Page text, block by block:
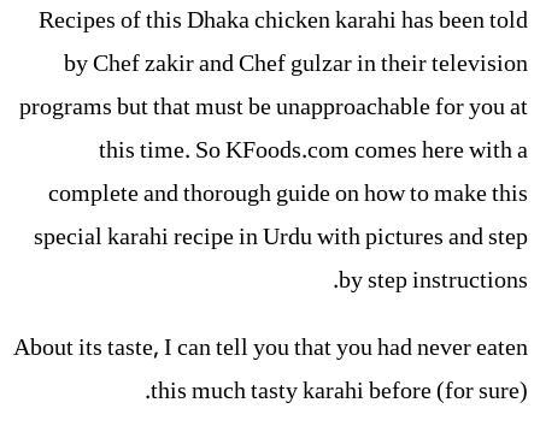
Recipes of this Dhaka chicken karahi has been told
by Chef zakir and Chef gulzar in their television
programs but that must be unapproachable for you at
this time. So KFoods.com comes here with a
complete and thorough guide on how to make this
special karahi recipe in Urdu with pictures and step
by step instructions.
About its taste, I can tell you that you had never eaten
this much tasty karahi before (for sure).